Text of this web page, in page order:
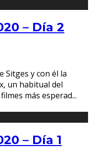
– Día 2
Sitges y con él la
un habitual del
más esperad...
– Día 1